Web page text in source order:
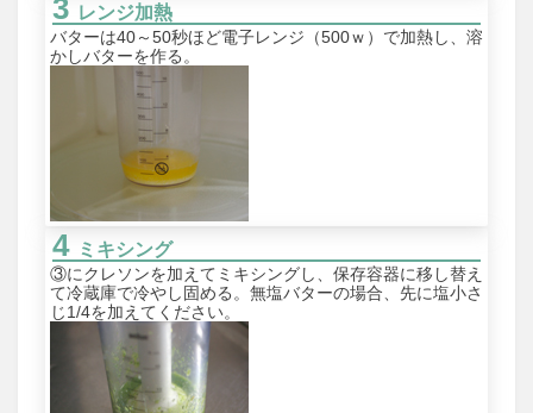
レンジ加熱
バターは40～50秒ほど電子レンジ（500ｗ）で加熱し、溶
かしバターを作る。
ミキシング
③にクレソンを加えてミキシングし、保存容器に移し替え
て冷蔵庫で冷やし固める。無塩バターの場合、先に塩小さ
じ1/4を加えてください。